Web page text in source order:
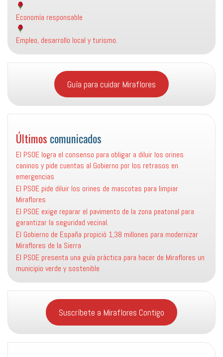
Economía responsable
Empleo, desarrollo local y turismo.
Guía para cuidar Miraflores
Últimos comunicados
El PSOE logra el consenso para obligar a diluir los orines
caninos y pide cuentas al Gobierno por los retrasos en
emergencias
El PSOE pide diluir los orines de mascotas para limpiar
Miraflores
El PSOE exige reparar el pavimento de la zona peatonal para
garantizar la seguridad vecinal.
El Gobierno de España propició 1,38 millones para modernizar
Miraflores de la Sierra
El PSOE presenta una guía práctica para hacer de Miraflores un
municipio verde y sostenible
Suscríbete a Miraflores Contigo